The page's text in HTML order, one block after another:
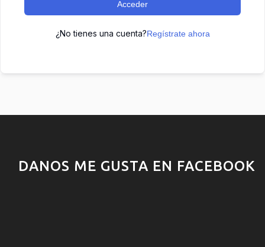
Acceder
¿No tienes una cuenta?Regístrate ahora
DANOS ME GUSTA EN FACEBOOK